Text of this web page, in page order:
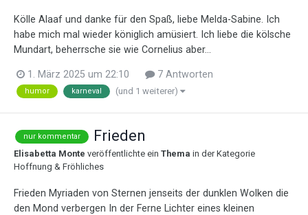
Kölle Alaaf und danke für den Spaß, liebe Melda-Sabine. Ich
habe mich mal wieder königlich amüsiert. Ich liebe die kölsche
Mundart, beherrsche sie wie Cornelius aber...
1. März 2025 um 22:10 7 Antworten
humor karneval (und 1 weiterer)
nur kommentar Frieden
Elisabetta Monte veröffentlichte ein Thema in der Kategorie
Hoffnung & Fröhliches
Frieden Myriaden von Sternen jenseits der dunklen Wolken die
den Mond verbergen In der Ferne Lichter eines kleinen